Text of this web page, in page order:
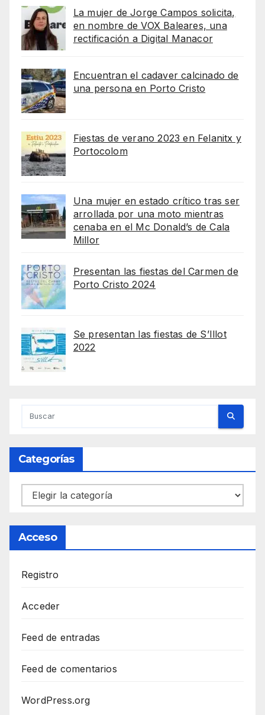
La mujer de Jorge Campos solicita,
en nombre de VOX Baleares, una
rectificación a Digital Manacor
Encuentran el cadaver calcinado de
una persona en Porto Cristo
Fiestas de verano 2023 en Felanitx y
Portocolom
Una mujer en estado crítico tras ser
arrollada por una moto mientras
cenaba en el Mc Donald’s de Cala
Millor
Presentan las fiestas del Carmen de
Porto Cristo 2024
Se presentan las fiestas de S’Illot
2022
Categorías
Categorías
Acceso
Registro
Acceder
Feed de entradas
Feed de comentarios
WordPress.org